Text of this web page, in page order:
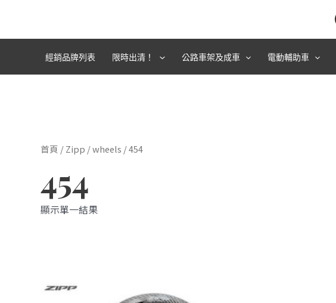
主
經銷品牌列表 限時出清！ 公路車架及成車 電動輔助車
首頁 /Zipp /wheels / 454
454
顯示單一結果